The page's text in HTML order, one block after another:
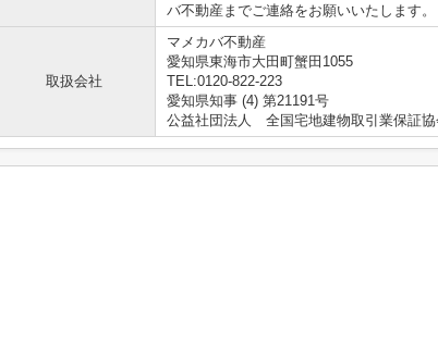
バ不動産までご連絡をお願いいたします。
取扱会社
マメカバ不動産
愛知県東海市大田町蟹田1055
TEL:0120-822-223
愛知県知事 (4) 第21191号
公益社団法人 全国宅地建物取引業保証協